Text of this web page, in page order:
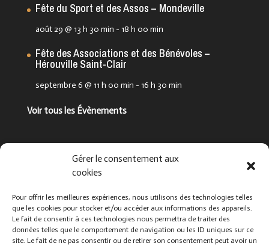
Gérer le consentement aux
cookies
Pour offrir les meilleures expériences, nous utilisons des technologies telles
que les cookies pour stocker et/ou accéder aux informations des appareils.
Le fait de consentir à ces technologies nous permettra de traiter des
données telles que le comportement de navigation ou les ID uniques sur ce
site. Le fait de ne pas consentir ou de retirer son consentement peut avoir un
Fête du Sport et des Assos – Mondeville
août 29 @ 13 h 30 min - 18 h 00 min
Fête des Associations et des Bénévoles –
Hérouville Saint-Clair
septembre 6 @ 11 h 00 min - 16 h 30 min
Voir tous les Évènements
Suivez-nous !